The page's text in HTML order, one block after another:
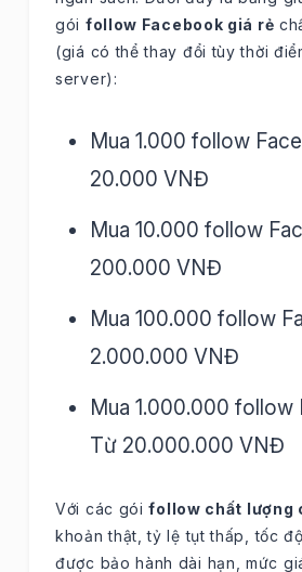
gói follow Facebook giá rẻ
(giá có thể thay đổi tùy thời
server):
Mua 1.000 follow
20.000 VNĐ
Mua 10.000 follow
200.000 VNĐ
Mua 100.000 follow
2.000.000 VNĐ
Mua 1.000.000 follow
Từ 20.000.000 VNĐ
Với các góifollow chất lượng
khoản thật, tỷ lệ tụt thấp, tốc
được bảo hành dài hạn, mức